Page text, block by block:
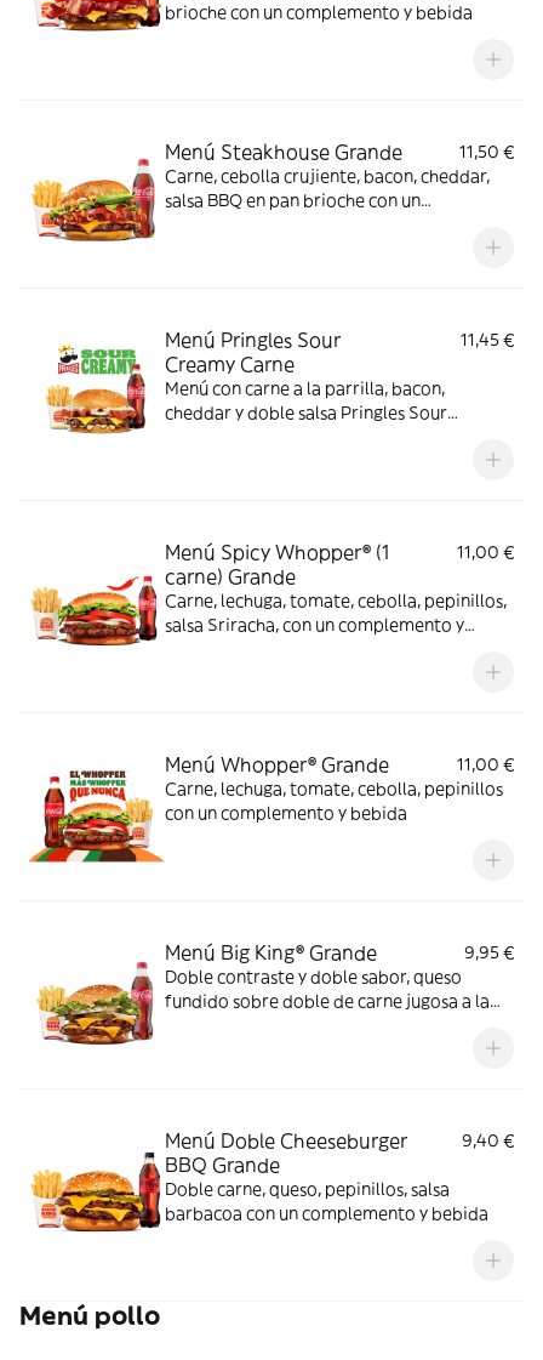
brioche con un complemento y bebida
Menú Steakhouse Grande
11,50 €
Carne, cebolla crujiente, bacon, cheddar,
salsa BBQ en pan brioche con un
Menú Pringles Sour
Creamy Carne
11,45 €
Menú con carne a la parrilla, bacon,
cheddar y doble salsa Pringles Sour
Menú Spicy Whopper® (1
carne) Grande
11,00 €
Carne, lechuga, tomate, cebolla, pepinillos,
salsa Sriracha, con un complemento y
Menú Whopper® Grande
11,00 €
Carne, lechuga, tomate, cebolla, pepinillos
con un complemento y bebida
Menú Big King® Grande
9,95 €
Doble contraste y doble sabor, queso
fundido sobre doble de carne jugosa a la
bañados en exquisita salsa Big King entre
Menú Doble Cheeseburger
BBQ Grande
9,40 €
Doble carne, queso, pepinillos, salsa
barbacoa con un complemento y bebida
Menú pollo